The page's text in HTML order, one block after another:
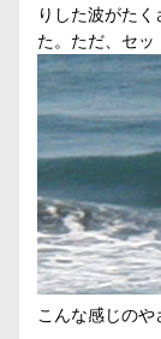
りした波がた
た。ただ、セッ
こんな感じの